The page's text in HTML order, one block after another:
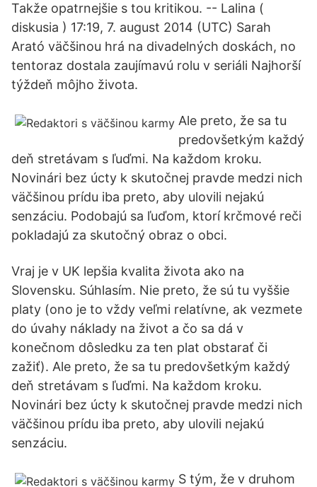
Takže opatrnejšie s tou kritikou. -- Lalina (
diskusia ) 17:19, 7. august 2014 (UTC) Sarah
Arató väčšinou hrá na divadelných doskách, no
tentoraz dostala zaujímavú rolu v seriáli Najhorší
týždeň môjho života.
Ale preto, že sa tu
predovšetkým každý
deň stretávam s ľuďmi. Na každom kroku.
Novinári bez úcty k skutočnej pravde medzi nich
väčšinou prídu iba preto, aby ulovili nejakú
senzáciu. Podobajú sa ľuďom, ktorí krčmové reči
pokladajú za skutočný obraz o obci.
Vraj je v UK lepšia kvalita života ako na
Slovensku. Súhlasím. Nie preto, že sú tu vyššie
platy (ono je to vždy veľmi relatívne, ak vezmete
do úvahy náklady na život a čo sa dá v
konečnom dôsledku za ten plat obstarať či
zažiť). Ale preto, že sa tu predovšetkým každý
deň stretávam s ľuďmi. Na každom kroku.
Novinári bez úcty k skutočnej pravde medzi nich
väčšinou prídu iba preto, aby ulovili nejakú
senzáciu.
S tým, že v druhom